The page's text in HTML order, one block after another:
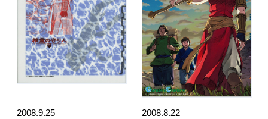
2008.9.25
2008.8.22